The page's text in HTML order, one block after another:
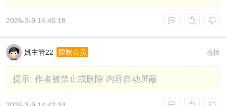
2026-3-9 14:40:18
地板
姚主管22 限制会员
提示: 作者被禁止或删除 内容自动屏蔽